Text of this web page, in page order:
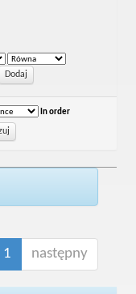
In order
1 następny